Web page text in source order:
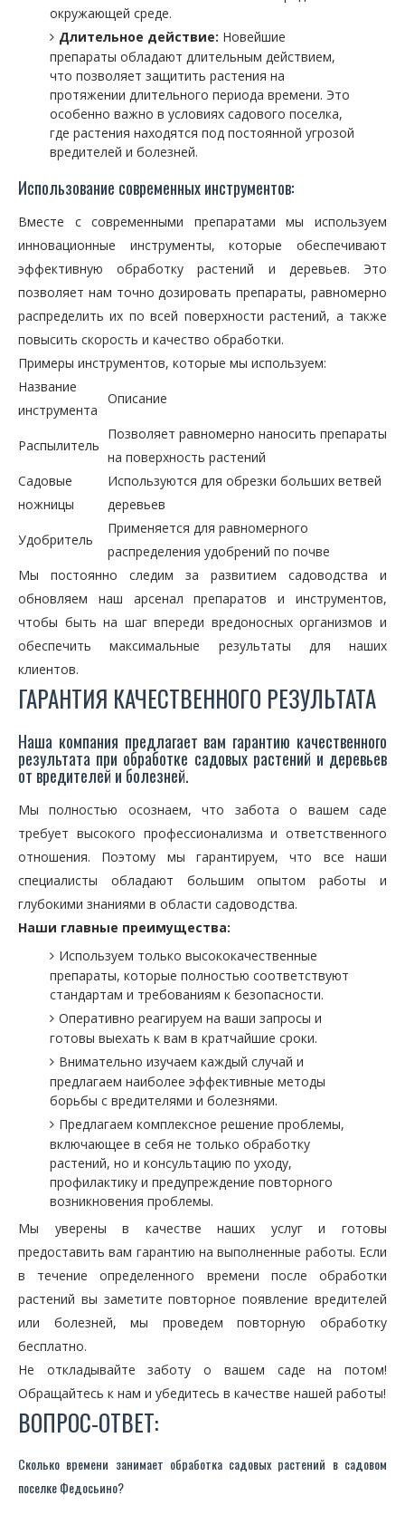
окружающей среде.
Длительное действие: Новейшие
препараты обладают длительным действием,
что позволяет защитить растения на
протяжении длительного периода времени. Это
особенно важно в условиях садового поселка,
где растения находятся под постоянной угрозой
вредителей и болезней.
Использование современных инструментов:
Вместе с современными препаратами мы используем
инновационные инструменты, которые обеспечивают
эффективную обработку растений и деревьев. Это
позволяет нам точно дозировать препараты, равномерно
распределить их по всей поверхности растений, а также
повысить скорость и качество обработки.
Примеры инструментов, которые мы используем:
Название
инструмента
Описание
Распылитель
Позволяет равномерно наносить препараты
на поверхность растений
Садовые
ножницы
Используются для обрезки больших ветвей
деревьев
Удобритель
Применяется для равномерного
распределения удобрений по почве
Мы постоянно следим за развитием садоводства и
обновляем наш арсенал препаратов и инструментов,
чтобы быть на шаг впереди вредоносных организмов и
обеспечить максимальные результаты для наших
клиентов.
ГАРАНТИЯ КАЧЕСТВЕННОГО РЕЗУЛЬТАТА
Наша компания предлагает вам гарантию качественного
результата при обработке садовых растений и деревьев
от вредителей и болезней.
Мы полностью осознаем, что забота о вашем саде
требует высокого профессионализма и ответственного
отношения. Поэтому мы гарантируем, что все наши
специалисты обладают большим опытом работы и
глубокими знаниями в области садоводства.
Наши главные преимущества:
Используем только высококачественные
препараты, которые полностью соответствуют
стандартам и требованиям к безопасности.
Оперативно реагируем на ваши запросы и
готовы выехать к вам в кратчайшие сроки.
Внимательно изучаем каждый случай и
предлагаем наиболее эффективные методы
борьбы с вредителями и болезнями.
Предлагаем комплексное решение проблемы,
включающее в себя не только обработку
растений, но и консультацию по уходу,
профилактику и предупреждение повторного
возникновения проблемы.
Мы уверены в качестве наших услуг и готовы
предоставить вам гарантию на выполненные работы. Если
в течение определенного времени после обработки
растений вы заметите повторное появление вредителей
или болезней, мы проведем повторную обработку
бесплатно.
Не откладывайте заботу о вашем саде на потом!
Обращайтесь к нам и убедитесь в качестве нашей работы!
ВОПРОС-ОТВЕТ:
Сколько времени занимает обработка садовых растений в садовом
поселке Федосьино?